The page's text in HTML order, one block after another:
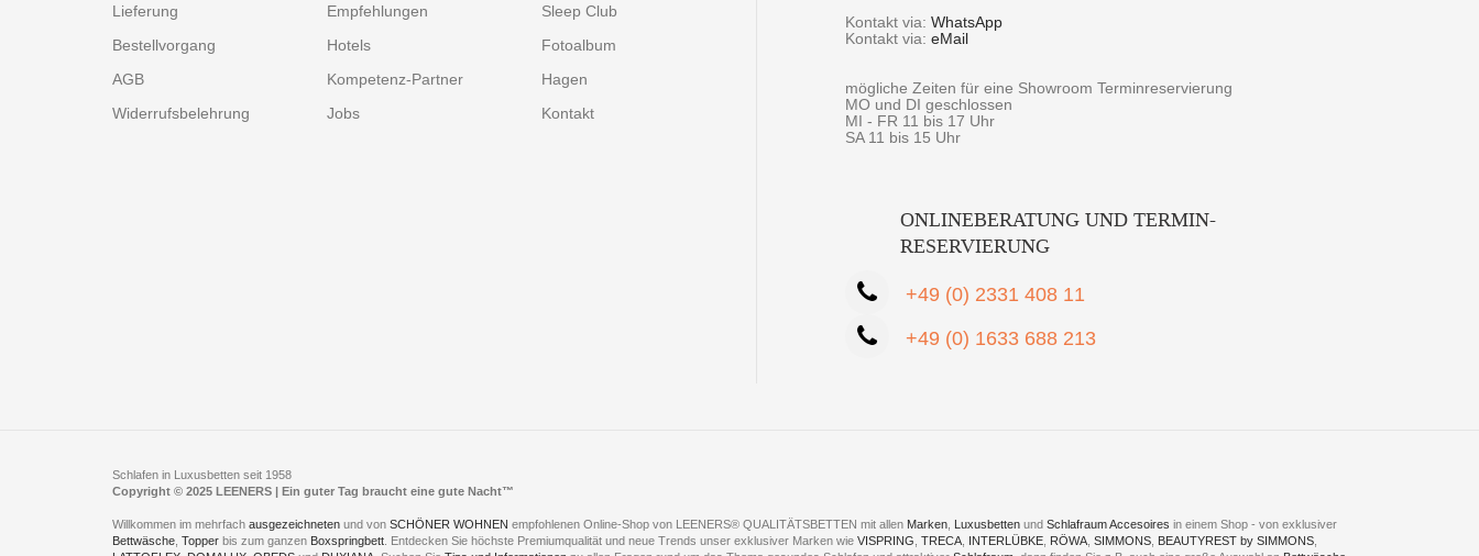
Lieferung
Bestellvorgang
AGB
Widerrufsbelehrung
Empfehlungen
Hotels
Kompetenz-Partner
Jobs
Sleep Club
Fotoalbum
Hagen
Kontakt
Kontakt via: WhatsApp
Kontakt via: eMail
mögliche Zeiten für eine Showroom Terminreservierung
MO und DI geschlossen
MI - FR 11 bis 17 Uhr
SA 11 bis 15 Uhr
ONLINEBERATUNG UND TERMIN-
RESERVIERUNG
+49 (0) 2331 408 11
+49 (0) 1633 688 213
Schlafen in Luxusbetten seit 1958
Copyright © 2025 LEENERS | Ein guter Tag braucht eine gute Nacht™
Willkommen im mehrfach ausgezeichneten und von SCHÖNER WOHNEN empfohlenen Online-Shop von LEENERS® QUALITÄTSBETTEN mit allen Marken Luxusbetten und Schlafraum Accesoires in einem Shop - von exklusiver
Bettwäsche Topper bis zum ganzen Boxspringbett . Entdecken Sie höchste Premiumqualität und neue Trends unser exklusiver Marken wie VISPRING TRECA INTERLÜBKE RÖWA SIMMONS BEAUTYREST by SIMMONS